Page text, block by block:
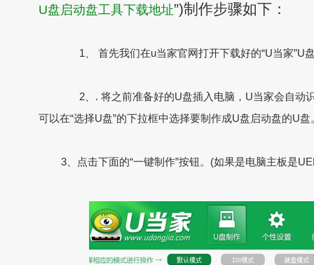
U盘启动盘工具下载地址”)制作步骤如下：
1、 首先我们在u当家官网打开下载好的“U当家”U
2、 . 将之前准备好的U盘插入电脑， U当家会自动
可以在“选择U盘”的下拉框中选择要制作成U盘启动盘的U盘
3、点击下面的“一键制作”按钮。 (如果是电脑主板是